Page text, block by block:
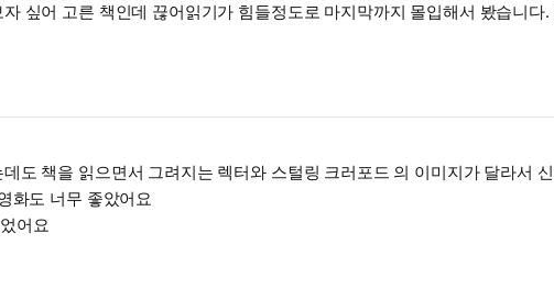
싶어 고른 책인데 끊어읽기가 힘들정도로 마지막까지 몰입해서 봤습니다
도 책을 읽으면서 그려지는 렉터와 스털링 크러포드 의 이미지가 달라서
화도 너무 좋았어요
어요